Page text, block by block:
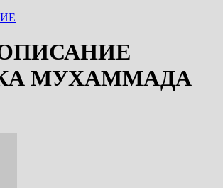
МУХАММАДА